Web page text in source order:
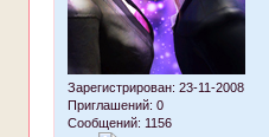
Зарегистрирован: 23-11-2008
Приглашений: 0
Сообщений: 1156